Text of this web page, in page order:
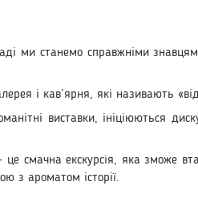
ми станемо справжніми
і кав’ярня, які називають
виставки, ініціюються
це смачна екскурсія, яка зможе
з ароматом історії.